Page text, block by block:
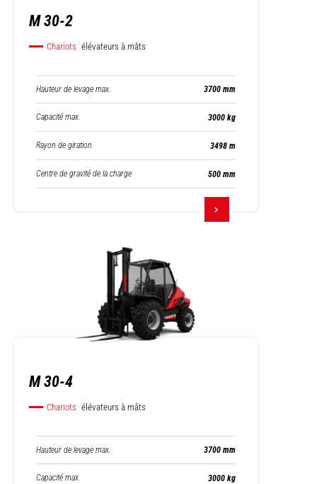
M 30-2
Chariots élévateurs à mâts
Hauteur de levage max. 3700 mm
Capacité max. 3000 kg
Rayon de giration 3498 m
Centre de gravité de la charge 500 mm
M 30-4
Chariots élévateurs à mâts
Hauteur de levage max. 3700 mm
Capacité max. 3000 kg